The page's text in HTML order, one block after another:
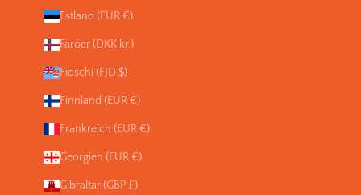
Estland (EUR €)
Färöer (DKK kr.)
Fidschi (FJD $)
Finnland (EUR €)
Frankreich (EUR €)
Georgien (EUR €)
Gibraltar (GBP £)